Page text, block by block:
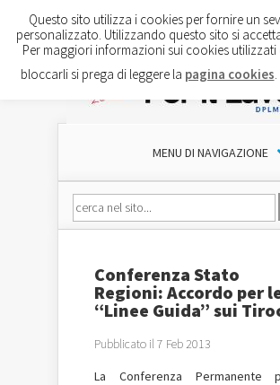
MENU DI NAVIGAZIONE
Conferenza Stato
Regioni: Accordo per
“Linee Guida” sui
Pubblicato il 7 Feb 2013
La Conferenza Permanente
Questo sito utilizza i cookies per fornire un
personalizzato. Utilizzando questo sito si
Per maggiori informazioni sui cookies utilizzati
bloccarli si prega di leggere la pagina cookies